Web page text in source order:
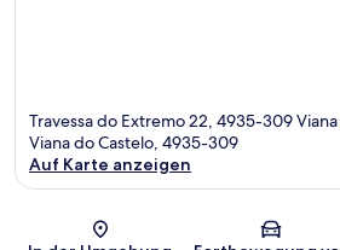
Travessa do Extremo 22, 4935-309
Viana do Castelo, 4935-309
Auf Karte anzeigen